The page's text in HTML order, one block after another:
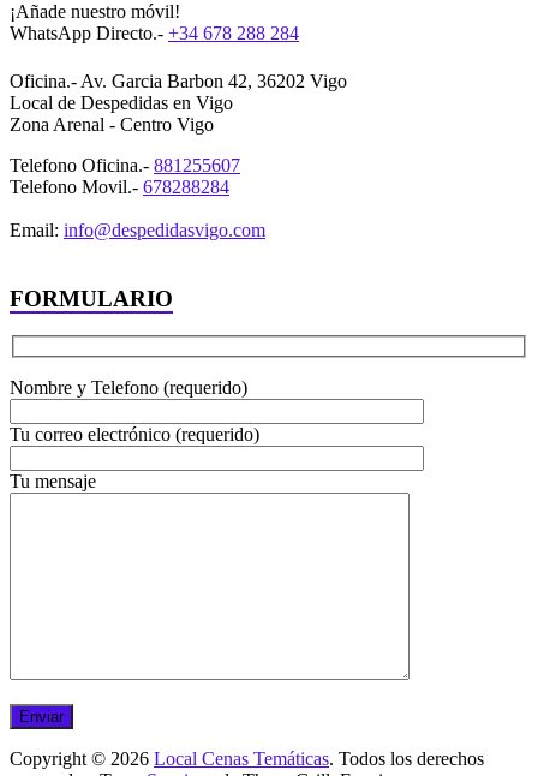
¡Añade nuestro móvil!
WhatsApp Directo.- +34 678 288 284
Oficina.- Av. Garcia Barbon 42, 36202 Vigo
Local de Despedidas en Vigo
Zona Arenal - Centro Vigo
Telefono Oficina.- 881255607
Telefono Movil.- 678288284
Email: info@despedidasvigo.com
FORMULARIO
Nombre y Telefono (requerido)
Tu correo electrónico (requerido)
Tu mensaje
Copyright © 2026 Local Cenas Temáticas. Todos los derechos